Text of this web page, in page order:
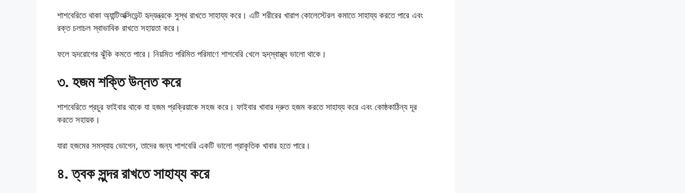
শাশবেরিতে থাকা অ্যান্টিঅক্সিডেন্ট হৃদ্‌যন্ত্রকে সুস্থ রাখতে সাহায্য করে। এটি শরীরের খারাপ কোলেস্টেরল কমাতে সাহায্য করতে পারে এবং
রক্ত চলাচল স্বাভাবিক রাখতে সহায়তা করে।
ফলে হৃদরোগের ঝুঁকি কমতে পারে। নিয়মিত পরিমিত পরিমাণে শাশবেরি খেলে হৃদ্‌স্বাস্থ্য ভালো থাকে।
৩. হজম শক্তি উন্নত করে
শাশবেরিতে প্রচুর ফাইবার থাকে যা হজম প্রক্রিয়াকে সহজ করে। ফাইবার খাবার দ্রুত হজম করতে সাহায্য করে এবং কোষ্ঠকাঠিন্য দূর
করতে সহায়ক।
যারা হজমের সমস্যায় ভোগেন, তাদের জন্য শাশবেরি একটি ভালো প্রাকৃতিক খাবার হতে পারে।
৪. ত্বক সুন্দর রাখতে সাহায্য করে